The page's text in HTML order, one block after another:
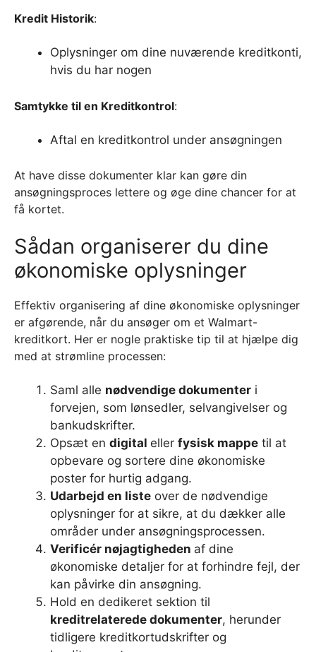
Kredit Historik:
Oplysninger om dine nuværende kreditkonti,
hvis du har nogen
Samtykke til en Kreditkontrol:
Aftal en kreditkontrol under ansøgningen
At have disse dokumenter klar kan gøre din
ansøgningsproces lettere og øge dine chancer for at
få kortet.
Sådan organiserer du dine
økonomiske oplysninger
Effektiv organisering af dine økonomiske oplysninger
er afgørende, når du ansøger om et Walmart-
kreditkort. Her er nogle praktiske tip til at hjælpe dig
med at strømline processen:
Saml alle nødvendige dokumenter i
forvejen, som lønsedler, selvangivelser og
bankudskrifter.
Opsæt en digital eller fysisk mappe til at
opbevare og sortere dine økonomiske
poster for hurtig adgang.
Udarbejd en liste over de nødvendige
oplysninger for at sikre, at du dækker alle
områder under ansøgningsprocessen.
Verificér nøjagtigheden af dine
økonomiske detaljer for at forhindre fejl, der
kan påvirke din ansøgning.
Hold en dedikeret sektion til
kreditrelaterede dokumenter, herunder
tidligere kreditkortudskrifter og